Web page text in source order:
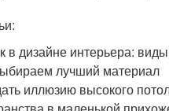
в дизайне интерьера:
лучший материал
иллюзию высокого